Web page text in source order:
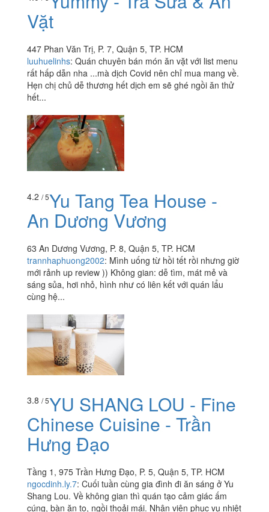
Vặt
447 Phan Văn Trị, P. 7, Quận 5, TP. HCM
luuhuelinhs: Quán chuyên bán món ăn vặt với list menu
rất hấp dẫn nha ...mà dịch Covid nên chỉ mua mang về.
Hẹn chị chủ dễ thương hết dịch em sẽ ghé ngồi ăn thử
hết...
4.2 / 5Yu Tang Tea House -
An Dương Vương
63 An Dương Vương, P. 8, Quận 5, TP. HCM
trannhaphuong2002: Mình uống từ hồi tết rồi nhưng giờ
mới rảnh up review )) Không gian: dễ tìm, mát mẻ và
sáng sủa, hơi nhỏ, hình như có liên kết với quán lẩu
cùng hệ...
3.8 / 5YU SHANG LOU - Fine
Chinese Cuisine - Trần
Hưng Đạo
Tầng 1, 975 Trần Hưng Đạo, P. 5, Quận 5, TP. HCM
ngocdinh.ly.7: Cuối tuần cùng gia đình đi ăn sáng ở Yu
Shang Lou. Về không gian thì quán tạo cảm giác ấm
cúng, bàn ăn to, ngồi thoải mái. Nhân viên phục vụ nhiệt